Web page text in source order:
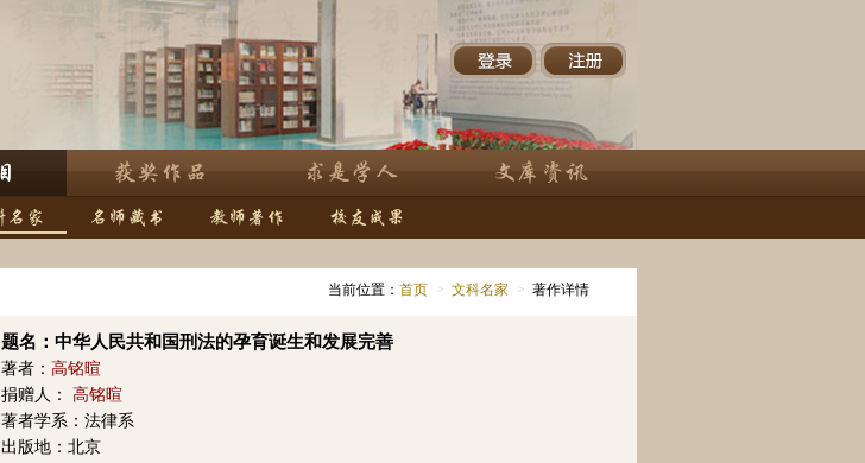
当前位置： 首页 > 文科名家 > 著作详情
题名：中华人民共和国刑法的孕育诞生和发展完善
著者： 高铭暄
捐赠人： 高铭暄
著者学系：法律系
出版地：北京